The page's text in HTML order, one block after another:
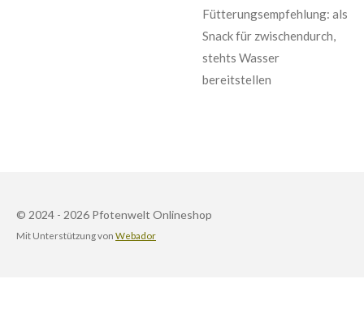
Fütterungsempfehlung: als
Snack für zwischendurch,
stehts Wasser
bereitstellen
© 2024 - 2026 Pfotenwelt Onlineshop
Mit Unterstützung von Webador